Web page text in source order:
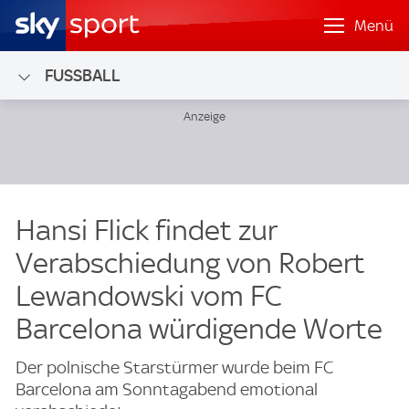
Menü
FUSSBALL
Hansi Flick findet zur
Verabschiedung von Robert
Lewandowski vom FC
Barcelona würdigende Worte
Der polnische Starstürmer wurde beim FC
Barcelona am Sonntagabend emotional